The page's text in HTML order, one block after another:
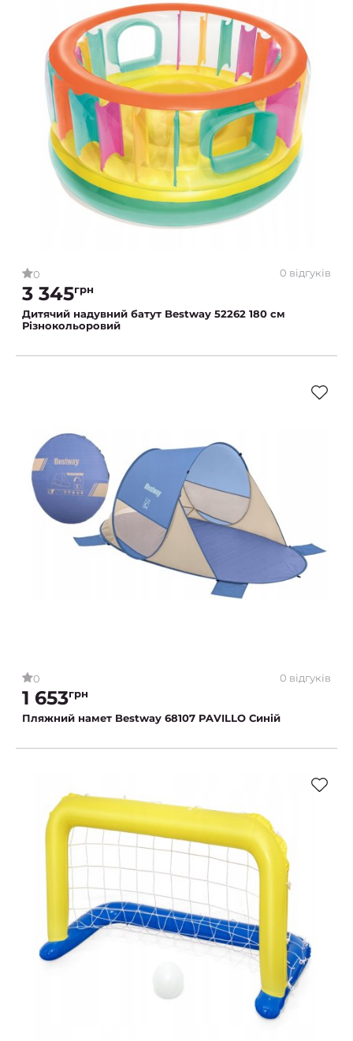
0 0 відгуків
3 345грн
Дитячий надувний батут Bestway 52262 180 см
Різнокольоровий
0 0 відгуків
1 653грн
Пляжний намет Bestway 68107 PAVILLO Синій